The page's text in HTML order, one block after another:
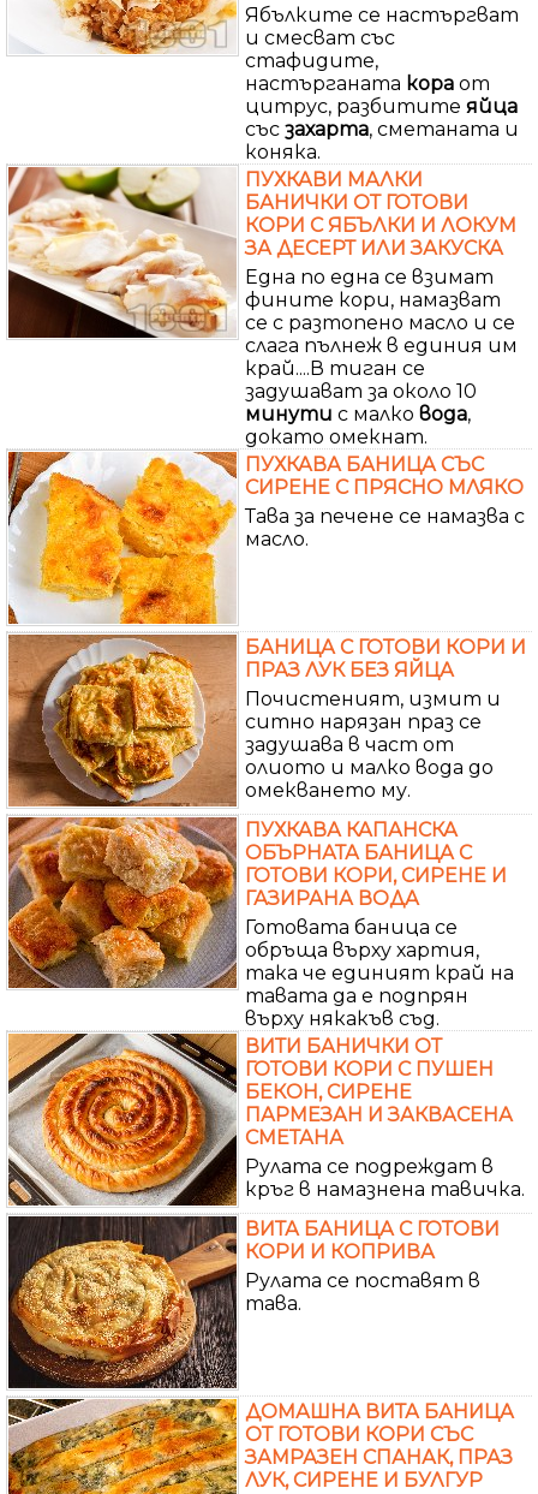
Ябълките се настъргват
и смесват със
стафидите,
настърганата кора от
цитрус, разбитите яйца
със захарта, сметаната и
коняка.
ПУХКАВИ МАЛКИ
БАНИЧКИ ОТ ГОТОВИ
КОРИ С ЯБЪЛКИ И ЛОКУМ
ЗА ДЕСЕРТ ИЛИ ЗАКУСКА
Една по една се взимат
фините кори, намазват
се с разтопено масло и се
слага пълнеж в единия им
край....В тиган се
задушават за около 10
минути с малко вода,
докато омекнат.
ПУХКАВА БАНИЦА СЪС
СИРЕНЕ С ПРЯСНО МЛЯКО
Тава за печене се намазва с
масло.
БАНИЦА С ГОТОВИ КОРИ И
ПРАЗ ЛУК БЕЗ ЯЙЦА
Почистеният, измит и
ситно нарязан праз се
задушава в част от
олиото и малко вода до
омекването му.
ПУХКАВА КАПАНСКА
ОБЪРНАТА БАНИЦА С
ГОТОВИ КОРИ, СИРЕНЕ И
ГАЗИРАНА ВОДА
Готовата баница се
обръща върху хартия,
така че единият край на
тавата да е подпрян
върху някакъв съд.
ВИТИ БАНИЧКИ ОТ
ГОТОВИ КОРИ С ПУШЕН
БЕКОН, СИРЕНЕ
ПАРМЕЗАН И ЗАКВАСЕНА
СМЕТАНА
Рулата се подреждат в
кръг в намазнена тавичка.
ВИТА БАНИЦА С ГОТОВИ
КОРИ И КОПРИВА
Рулата се поставят в
тава.
ДОМАШНА ВИТА БАНИЦА
ОТ ГОТОВИ КОРИ СЪС
ЗАМРАЗЕН СПАНАК, ПРАЗ
ЛУК, СИРЕНЕ И БУЛГУР